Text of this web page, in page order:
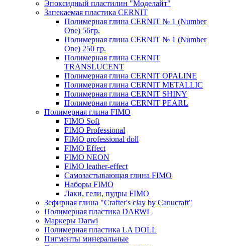
Эпоксидный пластилин "Моделайт"
Запекаемая пластика CERNIT
Полимерная глина CERNIT № 1 (Number
One) 56гр.
Полимерная глина CERNIT № 1 (Number
One) 250 гр.
Полимерная глина CERNIT
TRANSLUCENT
Полимерная глина CERNIT OPALINE
Полимерная глина CERNIT METALLIC
Полимерная глина CERNIT SHINY
Полимерная глина CERNIT PEARL
Полимерная глина FIMO
FIMO Soft
FIMO Professional
FIMO professional doll
FIMO Effect
FIMO NEON
FIMO leather-effect
Самозастывающая глина FIMO
Наборы FIMO
Лаки, гели, пудры FIMO
Зефирная глина "Crafter's clay by Canucraft"
Полимерная пластика DARWI
Маркеры Darwi
Полимерная пластика LA DOLL
Пигменты минеральные